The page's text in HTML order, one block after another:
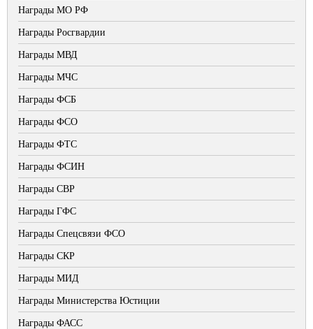
Награды МО РФ
Награды Росгвардии
Награды МВД
Награды МЧС
Награды ФСБ
Награды ФСО
Награды ФТС
Награды ФСИН
Награды СВР
Награды ГФС
Награды Спецсвязи ФСО
Награды СКР
Награды МИД
Награды Министерства Юстиции
Награды ФАСС